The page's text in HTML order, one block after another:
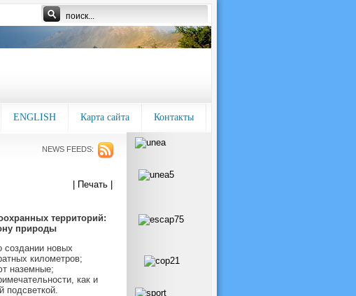
ENGLISH Карта сайта Контакты
NEWS FEEDS:
| Печать |
территорий:
природы
новых
километров;
наземные;
как и
подсветкой.